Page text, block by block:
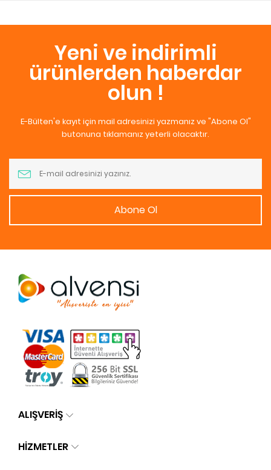
Yeni ve indirimli
ürünlerden haberdar
olun !
E-Bülten'e kayıt için mail adresinizi yazmanız ve "Abone Ol"
butonuna tıklamanız yeterli olacaktır.
Abone Ol
ALIŞVERİŞ
HİZMETLER